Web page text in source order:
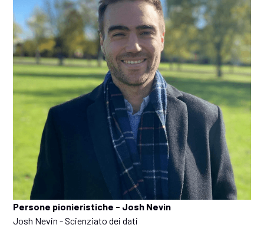
Persone pionieristiche - Josh Nevin
Josh Nevin - Scienziato dei dati